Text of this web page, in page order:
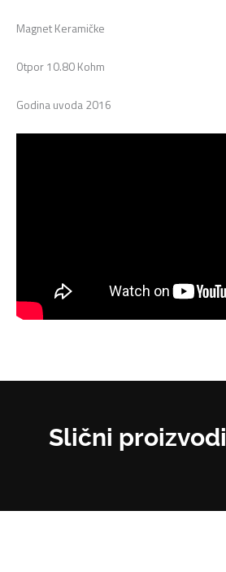
Magnet Keramičke
Otpor 10.80 Kohm
Godina uvoda 2016
Slični proizvodi